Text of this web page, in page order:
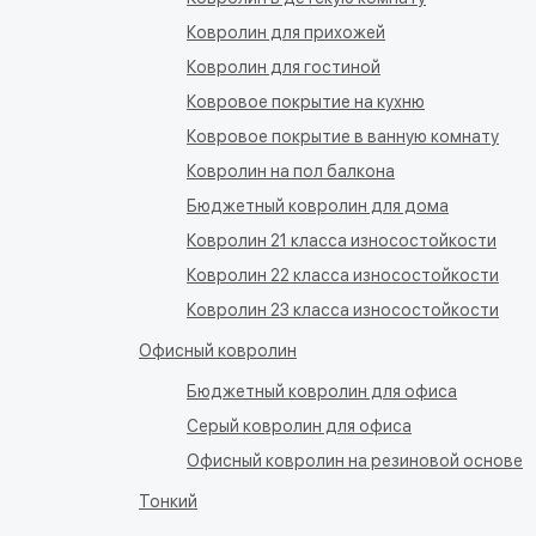
Ковролин для прихожей
Ковролин для гостиной
Ковровое покрытие на кухню
Ковровое покрытие в ванную комнату
Ковролин на пол балкона
Бюджетный ковролин для дома
Ковролин 21 класса износостойкости
Ковролин 22 класса износостойкости
Ковролин 23 класса износостойкости
Офисный ковролин
Бюджетный ковролин для офиса
Серый ковролин для офиса
Офисный ковролин на резиновой основе
Тонкий